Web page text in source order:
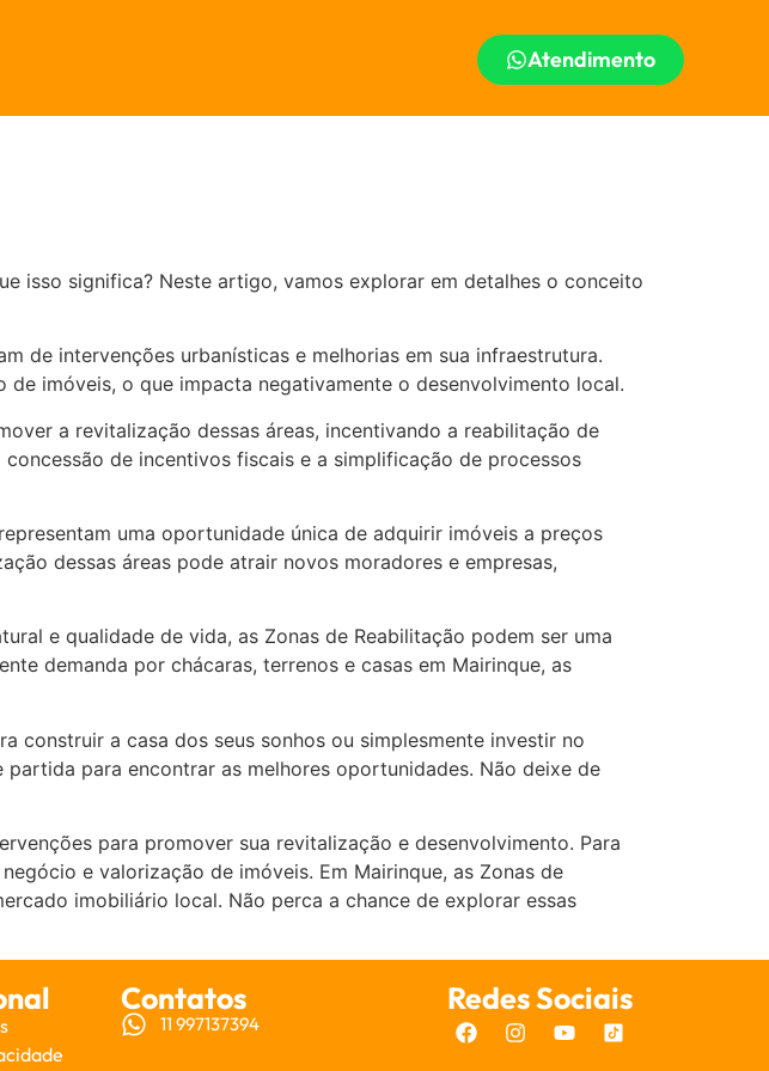
Atendimento
isso significa? Neste artigo, vamos explorar em detalhes o conceito
de intervenções urbanísticas e melhorias em sua infraestrutura.
imóveis, o que impacta negativamente o desenvolvimento local.
a revitalização dessas áreas, incentivando a reabilitação de
de incentivos fiscais e a simplificação de processos
uma oportunidade única de adquirir imóveis a preços
dessas áreas pode atrair novos moradores e empresas,
e qualidade de vida, as Zonas de Reabilitação podem ser uma
demanda por chácaras, terrenos e casas em Mairinque, as
construir a casa dos seus sonhos ou simplesmente investir no
para encontrar as melhores oportunidades. Não deixe de
para promover sua revitalização e desenvolvimento. Para
e valorização de imóveis. Em Mairinque, as Zonas de
imobiliário local. Não perca a chance de explorar essas
Contatos
11 997137394
Redes Sociais